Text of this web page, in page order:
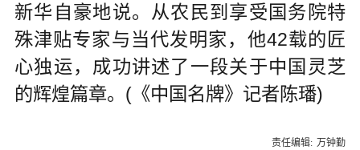
新华自豪地说。从农民到享受国务院特
殊津贴专家与当代发明家，他42载的匠
心独运，成功讲述了一段关于中国灵芝
的辉煌篇章。(《中国名牌》记者陈璠)
责任编辑: 万钟勤